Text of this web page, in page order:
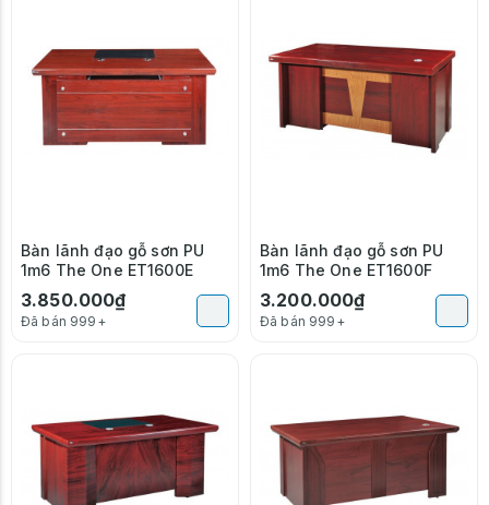
Bàn lãnh đạo gỗ sơn PU
1m6 The One ET1600E
3.850.000₫
Đã bán 999+
Bàn lãnh đạo gỗ sơn PU
1m6 The One ET1600F
3.200.000₫
Đã bán 999+